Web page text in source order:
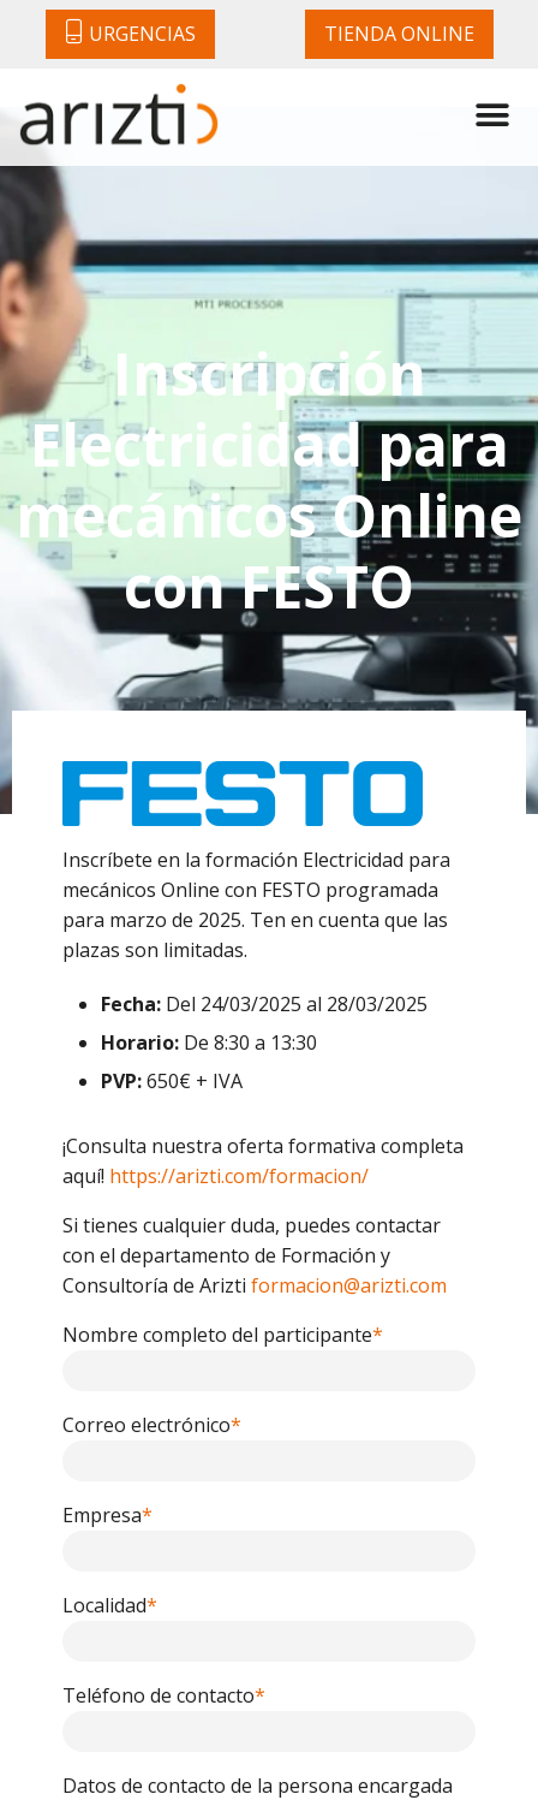
URGENCIAS TIENDA ONLINE
Inscripción
Electricidad para
mecánicos Online
con FESTO
Inscríbete en la formación Electricidad para
mecánicos Online con FESTO programada
para marzo de 2025. Ten en cuenta que las
plazas son limitadas.
Fecha: Del 24/03/2025 al 28/03/2025
Horario: De 8:30 a 13:30
PVP:650€ + IVA
¡Consulta nuestra oferta formativa completa
aquí! https://arizti.com/formacion/
Si tienes cualquier duda, puedes contactar
con el departamento de Formación y
Consultoría de Arizti formacion@arizti.com
Nombre completo del participante*
Correo electrónico*
Empresa*
Localidad*
Teléfono de contacto*
Datos de contacto de la persona encargada